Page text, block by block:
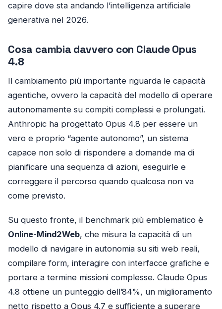
capire dove sta andando l’intelligenza artificiale
generativa nel 2026.
Cosa cambia davvero con Claude Opus
4.8
Il cambiamento più importante riguarda le capacità
agentiche, ovvero la capacità del modello di operare
autonomamente su compiti complessi e prolungati.
Anthropic ha progettato Opus 4.8 per essere un
vero e proprio “agente autonomo”, un sistema
capace non solo di rispondere a domande ma di
pianificare una sequenza di azioni, eseguirle e
correggere il percorso quando qualcosa non va
come previsto.
Su questo fronte, il benchmark più emblematico è
Online-Mind2Web, che misura la capacità di un
modello di navigare in autonomia su siti web reali,
compilare form, interagire con interfacce grafiche e
portare a termine missioni complesse. Claude Opus
4.8 ottiene un punteggio dell’84%, un miglioramento
netto rispetto a Opus 4.7 e sufficiente a superare